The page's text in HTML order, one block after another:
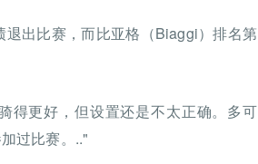
出比赛，而比亚格（Biaggi）排名第
得更好，但设置还是不太正确。多可
过比赛。.."